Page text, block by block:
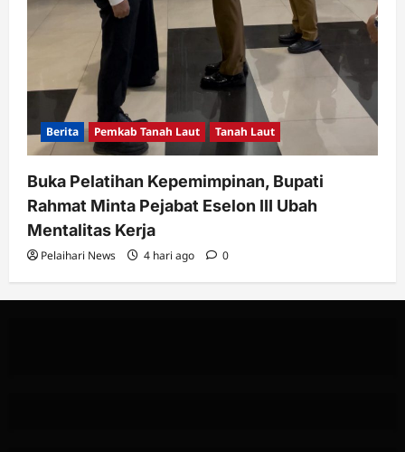
Berita Pemkab Tanah Laut Tanah Laut
Buka Pelatihan Kepemimpinan, Bupati
Rahmat Minta Pejabat Eselon III Ubah
Mentalitas Kerja
Pelaihari News 4 hari ago 0